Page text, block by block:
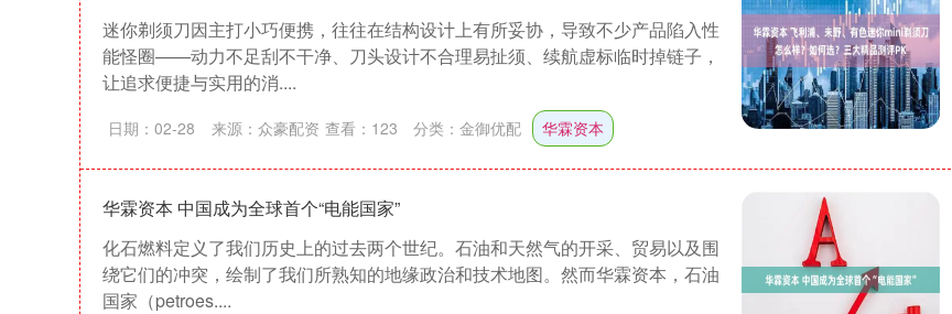
迷你剃须刀因主打小巧便携，往往在结构设计上有所妥协，导致不少产品陷入性
能怪圈——动力不足刮不干净、刀头设计不合理易扯须、续航虚标临时掉链子，
让追求便捷与实用的消....
日期：02-28 来源：众豪配资 查看： 123 分类： 金御优配 华霖资本
华霖资本 中国成为全球首个“电能国家”
化石燃料定义了我们历史上的过去两个世纪。石油和天然气的开采、贸易以及围
绕它们的冲突，绘制了我们所熟知的地缘政治和技术地图。然而华霖资本，石油
国家（petroes....